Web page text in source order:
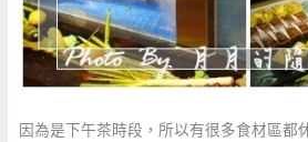
因為是下午茶時段，所以有很多食材區都